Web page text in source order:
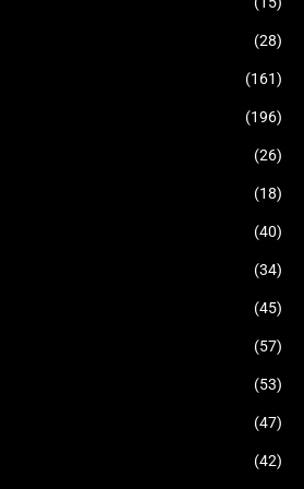
(28)
(161)
(196)
(26)
(18)
(40)
(34)
(45)
(57)
(53)
(47)
(42)